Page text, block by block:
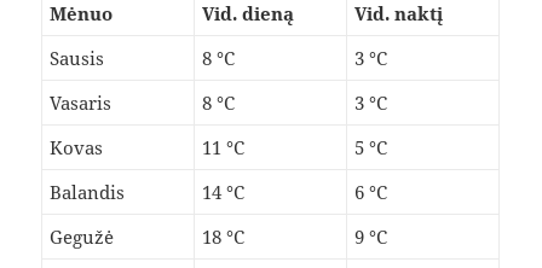
Mėnuo Vid. dieną
Vid. naktį
Sausis
8 °C
3 °C
Vasaris
8 °C
3 °C
Kovas
11 °C
5 °C
Balandis
14 °C
6 °C
Gegužė
18 °C
9 °C